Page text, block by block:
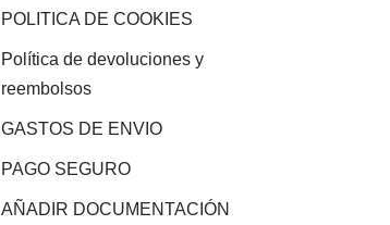
POLITICA DE COOKIES
Política de devoluciones y
reembolsos
GASTOS DE ENVIO
PAGO SEGURO
AÑADIR DOCUMENTACIÓN